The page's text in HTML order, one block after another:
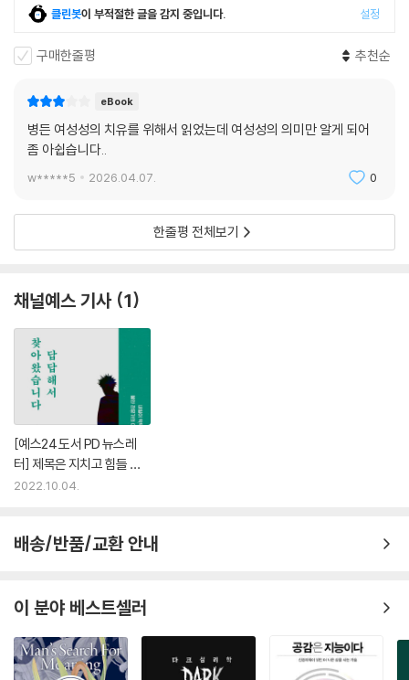
직함, 결혼, 경제적 성공이라는 혜택을 얻을 수 있다. 그러나 그녀를 기다리
세계의 길에서 자기 의심, 자기혐오, 우유부단, 무력감, 절대로 해낼 수 없
은 여성 영웅의 명쾌한 사고, 자신감, 야망, 자존감을 갉아먹는다. 여성의
마음속에 자리 잡은 의존성의 신화, 여성의 열등함에 관한 신화, 낭만적인
사랑의 신화를 깨부수는 일은 전혀 쉽지 않다.
의존성의 신화
어머니가 자신의 욕구를 마지막 차례에 두는 모습을 보고 자란 여성들은
자연스레 다른 사람의 의존 욕구를 배려하고 미리 알아차리도록 훈련받는
사람’을 우선순위에 두는 태도를 보이며 간혹 배우자의 자아를 강화하거나
이고 의존적인 태도를 취하는 것은, 자신의 가장 중요한 관계가 지속하도
록 상대적으로 약자의 위치에 남아 있어야 한다는 무의식적인 확신과 다른
사람을 받쳐주고 보호하려는 무의식적 동기 때문이다.
남편이 강해지려면 아내가 약해야만 한다는 암묵적인 관계의 법칙이 있다.
이 신화는 한쪽이 자신을 약화시키면 배우자가 성공할 수 있다고 말한다.
즉, 남성의 힘이 아내의 약함을 대가로 하여 나온다는 것이다. 이 신화는 단
지 이성 관계에만 해당되는 것은 아니다. 우리의 여성 영웅은 다른 한쪽―
rself)’을 포기한다. 여성이 다른 사람을 위해 이렇게 무의식적으로 자기를
희생하거나 ‘선물’을 주는 것은 그녀에게 자기 가치감을 주고, 기존 체제가
─3장 시련의 길에 오르다 · 109∼110쪽에서
낭만적인 사랑의 신화
클린봇이 부적절한 글을 감지 중입니다. 설정
구매한줄평 추천순
eBook
병든 여성성의 치유를 위해서 읽었는데 여성성의 의미만 알게 되어
좀 아쉽습니다..
w*****5 2026.04.07. 0
한줄평 전체보기
채널예스 기사 1
[예스24 도서 PD 뉴스레
터] 제목은 지치고 힘들 땐
내게 기대 - 『답답해서 찾아
2022.10.04.
배송/반품/교환 안내
이 분야 베스트셀러